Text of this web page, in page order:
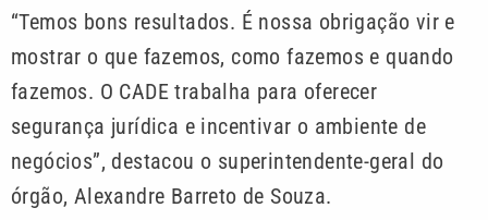
“Temos bons resultados. É nossa obrigação vir e
mostrar o que fazemos, como fazemos e quando
fazemos. O CADE trabalha para oferecer
segurança jurídica e incentivar o ambiente de
negócios”, destacou o superintendente-geral do
órgão, Alexandre Barreto de Souza.